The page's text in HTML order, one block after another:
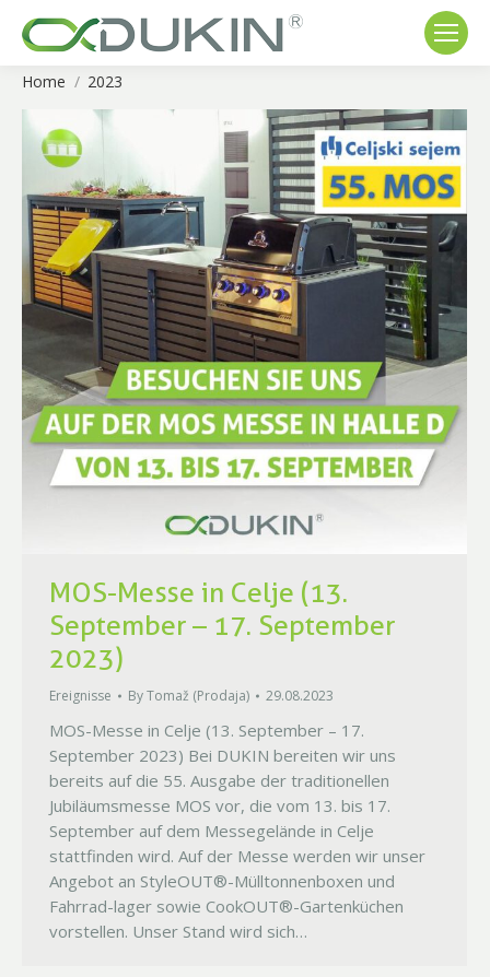
You are here:
Home 2023
MOS-Messe in Celje (13.
September – 17. September
2023)
Ereignisse ByTomaž (Prodaja) 29.08.2023
MOS-Messe in Celje (13. September – 17.
September 2023) Bei DUKIN bereiten wir uns
bereits auf die 55. Ausgabe der traditionellen
Jubiläumsmesse MOS vor, die vom 13. bis 17.
September auf dem Messegelände in Celje
stattfinden wird. Auf der Messe werden wir unser
Angebot an StyleOUT®-Mülltonnenboxen und
Fahrrad-lager sowie CookOUT®-Gartenküchen
vorstellen. Unser Stand wird sich…